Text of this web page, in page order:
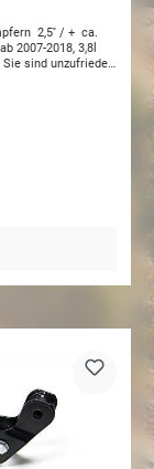
Damit ist dies die HighEnd Version der JSPEC™ Fahrwerk-Systeme, die keine weiteren Wünsche an ein Fahrwerk offen lassen sollte. Diese Kombination stellt sicher, dass Ihr JK Fahrwerk immer genau das tut, was Sie von Ihrem Wrangler erwarten. Die Kombination mit den Längslenker erlaubt, dass das Fahrwerk ideal eingestellt werden kann und im Gelände noch besser verschränkt. Dabei werden die originalen Längslenker gegen die passenden längeren und deutlich stabileren und abschmierbaren Längslenker der JKS J-Flex Serie ersetzt. Das Fahrwerk beinhaltet das komplette Know How von JKS hinsichtlich OffRoad - und verwandelt den Wrangler trotzdem in ein perfektes Fahrzeug um damit jeden Tag zur Arbeit zu fahren. Um die Installation des JSPEC™ J Kontrol Flex Fahrwerkes durchzuführen, sind alle einfachen, schnell durchzuführenden Komponenten enthalten. Auch sind einige Bauteile beinhaltet, die Schweißarbeiten benötigen. Daher sollten Sie die Installation nur selbst vornehmen, wenn Sie über entsprechende Erfahrung verfügen. Hier sind wir natürlich gerne behilflich! Das Fahrwerk beinhaltet die von JKS bekannten und geschätzen Komponenten, die sich im Hardcore Einsatz entsprechend bewährt haben! Komponenten im JSPEC™ Fahrwerks-System von JKS Alle JSPEC™ Komponenten werden in USA gefertigt. Hier wird nicht wie in vielen Fällen die Produktion nach Fern-Ost ausgelagert. Daher in dem Fall amerikanische Produkte, für einen amerikanischen Wagen. JSPEC™ Komponenten je nach Fahrwerk: Federn FOX Dämpfer Panhardstab einstellbar Koppelstangen einstellbar Bremsleitungen Halterungen Panhardstab Halterungen Verlängerungen Achsanschläge Halterungen Längslenker Lenkungs-KIT Längslenker vorn und hinten Verstärkung Panhardstab-Aufnahme Auspuff Spacer beim 3,6l Benziner Partikelfilter Leitung beim 2,8l Diesel JSPEC™ Federn: Das Herz eines jeden Fahrwerks sind die Federn. Die Herausforderung liegt darin, dass nicht jeder Jeep-Nutzer sein Fahrzeug gleich einsetzt. Daher benötigt man ein Fahrwerk, das zu den unterschiedlichsten Untergründen passt, sowohl onroad als auch offroad. Bei der Fahrwerksentwicklung setzt JKS auf progressive Federn. Progressiv gewickelte Federn reagieren bei leichten Stoßbelastungen sensibel – also weicher und damit komfortabler für die Passagiere. Bei schweren Stößen, zum Beispiel durch tiefe Schlaglöcher, wird die progessive Federung dagegen spürbar härter. Die Federkraft nimmt also nicht linear, sondern prozentual mit dem